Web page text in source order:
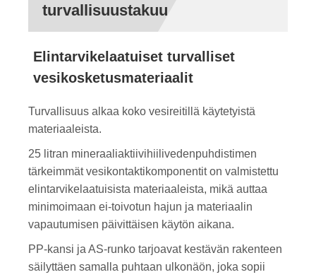
turvallisuustakuu
Elintarvikelaatuiset turvalliset
vesikosketusmateriaalit
Turvallisuus alkaa koko vesireitillä käytetyistä
materiaaleista.
25 litran mineraaliaktiivihiilivedenpuhdistimen
tärkeimmät vesikontaktikomponentit on valmistettu
elintarvikelaatuisista materiaaleista, mikä auttaa
minimoimaan ei-toivotun hajun ja materiaalin
vapautumisen päivittäisen käytön aikana.
PP-kansi ja AS-runko tarjoavat kestävän rakenteen
säilyttäen samalla puhtaan ulkonäön, joka sopii